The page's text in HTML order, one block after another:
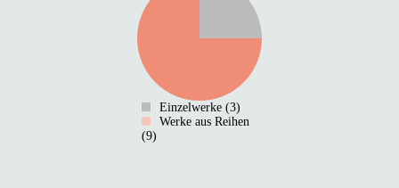
Einzelwerke (3)
Werke aus Reihen
(9)